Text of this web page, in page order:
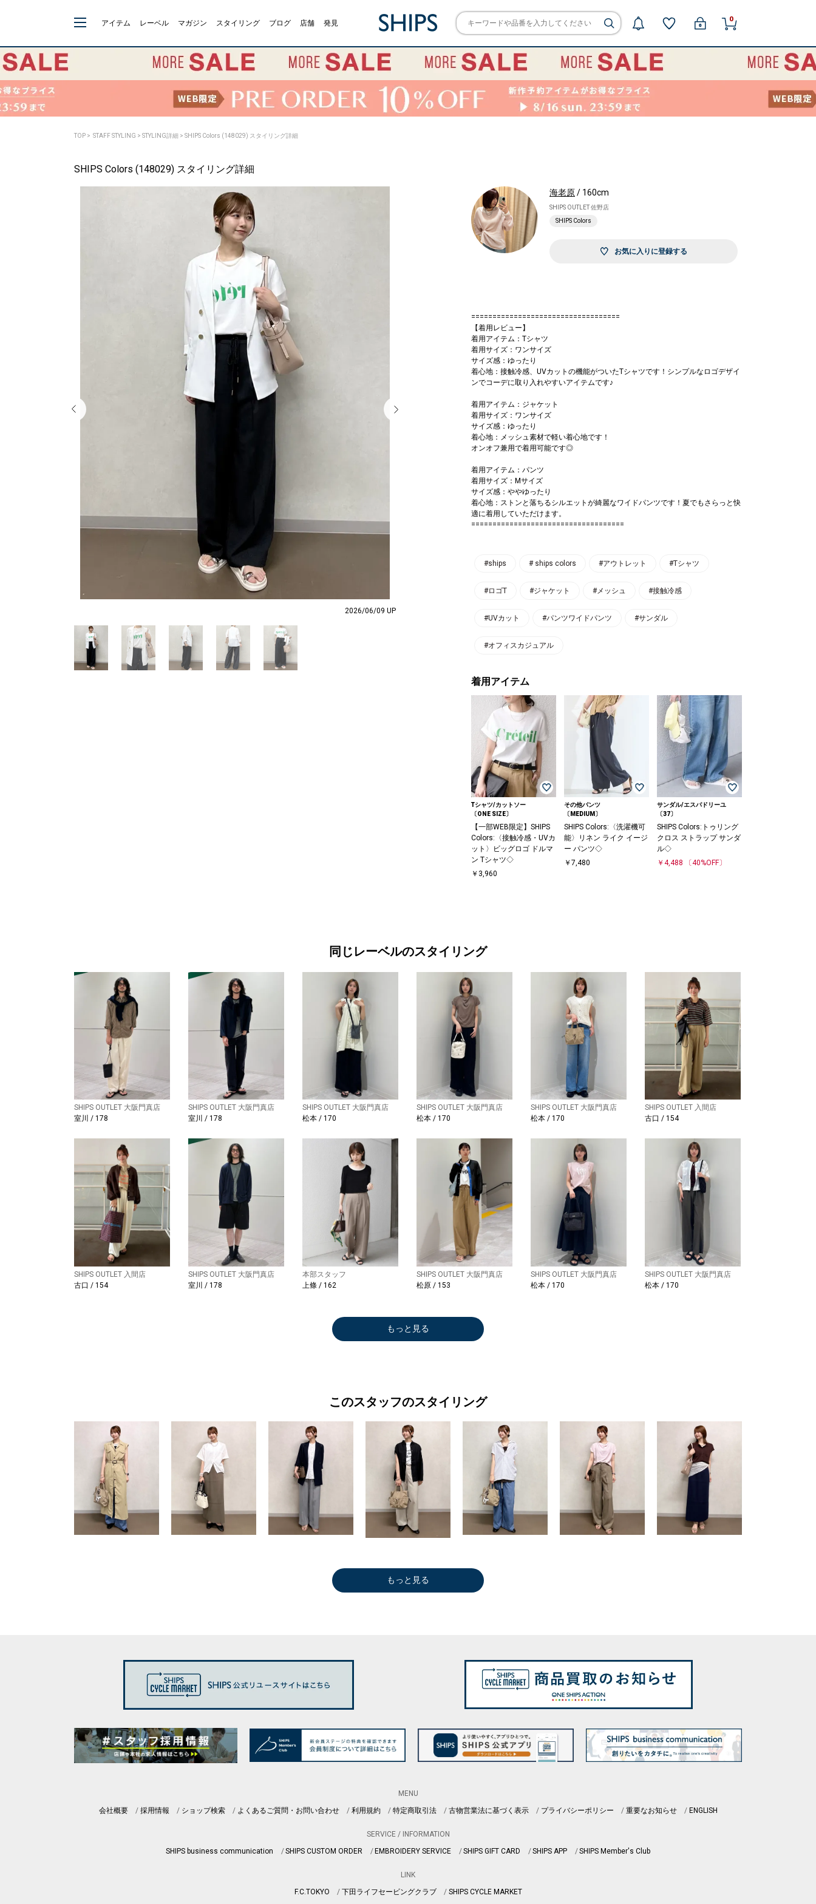
アイテム レーベル マガジン スタイリング ブログ 店舗 発見 0
TOP > STAFF STYLING > STYLING詳細 > SHIPS Colors (148029) スタイリング詳細
SHIPS Colors (148029) スタイリング詳細
2026/06/09 UP
海老原/ 160cm
SHIPS OUTLET 佐野店
SHIPS Colors
お気に入りに登録する
===================================
【着用レビュー】
着用アイテム：Tシャツ
着用サイズ：ワンサイズ
サイズ感：ゆったり
着心地：接触冷感、UVカットの機能がついたTシャツです！シンプルなロゴデザイ
ンでコーデに取り入れやすいアイテムです♪
着用アイテム：ジャケット
着用サイズ：ワンサイズ
サイズ感：ゆったり
着心地：メッシュ素材で軽い着心地です！
オンオフ兼用で着用可能です◎
着用アイテム：パンツ
着用サイズ：Mサイズ
サイズ感：ややゆったり
着心地：ストンと落ちるシルエットが綺麗なワイドパンツです！夏でもさらっと快
適に着用していただけます。
====================================
#ships # ships colors #アウトレット #Tシャツ
#ロゴT #ジャケット #メッシュ #接触冷感
#UVカット #パンツワイドパンツ #サンダル
#オフィスカジュアル
着用アイテム
Tシャツ/カットソー
〔ONE SIZE〕
【一部WEB限定】SHIPS
Colors:〈接触冷感・UVカ
ット〉ビッグロゴ ドルマ
ン Tシャツ◇
￥3,960
その他パンツ
〔MEDIUM〕
SHIPS Colors:〈洗濯機可
能〉リネン ライク イージ
ー パンツ◇
￥7,480
サンダル/エスパドリーユ
〔37〕
SHIPS Colors:トゥリング
クロス ストラップ サンダ
ル◇
￥4,488
〔40%OFF〕
同じレーベルのスタイリング
SHIPS OUTLET 大阪門真店
室川 / 178
SHIPS OUTLET 大阪門真店
室川 / 178
SHIPS OUTLET 大阪門真店
松本 / 170
SHIPS OUTLET 大阪門真店
松本 / 170
SHIPS OUTLET 大阪門真店
松本 / 170
SHIPS OUTLET 入間店
古口 / 154
SHIPS OUTLET 入間店
古口 / 154
SHIPS OUTLET 大阪門真店
室川 / 178
本部スタッフ
上條 / 162
SHIPS OUTLET 大阪門真店
松原 / 153
SHIPS OUTLET 大阪門真店
松本 / 170
SHIPS OUTLET 大阪門真店
松本 / 170
もっと見る
このスタッフのスタイリング
もっと見る
MENU
会社概要
採用情報 ショップ検索 よくあるご質問・お問い合わせ 利用規約 特定商取引法 古物営業法に基づく表示 プライバシーポリシー 重要なお知らせ ENGLISH
SERVICE / INFORMATION
SHIPS business communication
SHIPS CUSTOM ORDER EMBROIDERY SERVICE SHIPS GIFT CARD SHIPS APP SHIPS Member's Club
LINK
F.C.TOKYO
下田ライフセービングクラブ SHIPS CYCLE MARKET